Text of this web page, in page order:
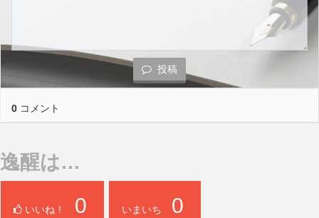
投稿
0 コメント
逸醒は…
いいね！ 0 いまいち 0